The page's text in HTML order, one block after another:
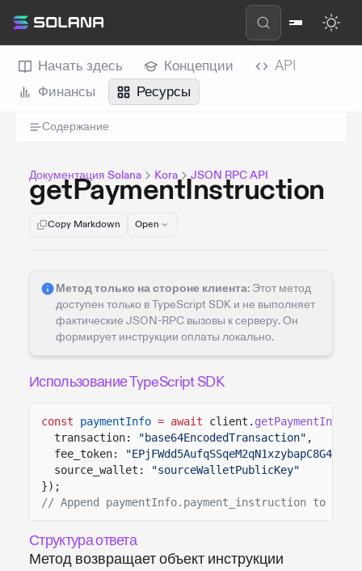
Начать здесь Концепции
API
Финансы
Ресурсы
Содержание
Документация Solana Kora JSON RPC API
getPaymentInstruction
Copy Markdown Open
Метод только на стороне клиента: Этот метод
доступен только в TypeScript SDK и не выполняет
фактические JSON-RPC вызовы к серверу. Он
формирует инструкции оплаты локально.
Использование TypeScript SDK
const paymentInfo = await client.
transaction:
"base64EncodedTransaction" ,
fee_token:
source_wallet:
"sourceWalletPublicKey"
});
// Append paymentInfo.payment_instruction to
Структура ответа
Метод возвращает объект инструкции